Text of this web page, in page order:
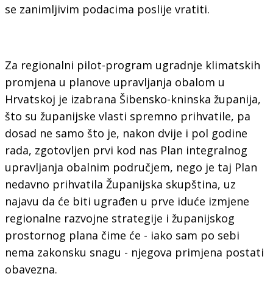
se zanimljivim podacima poslije vratiti.
Za regionalni pilot-program ugradnje klimatskih
promjena u planove upravljanja obalom u
Hrvatskoj je izabrana Šibensko-kninska županija,
što su županijske vlasti spremno prihvatile, pa
dosad ne samo što je, nakon dvije i pol godine
rada, zgotovljen prvi kod nas Plan integralnog
upravljanja obalnim područjem, nego je taj Plan
nedavno prihvatila Županijska skupština, uz
najavu da će biti ugrađen u prve iduće izmjene
regionalne razvojne strategije i županijskog
prostornog plana čime će - iako sam po sebi
nema zakonsku snagu - njegova primjena postati
obavezna.